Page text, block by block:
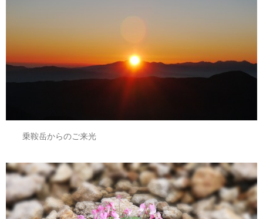
乗鞍岳からのご来光